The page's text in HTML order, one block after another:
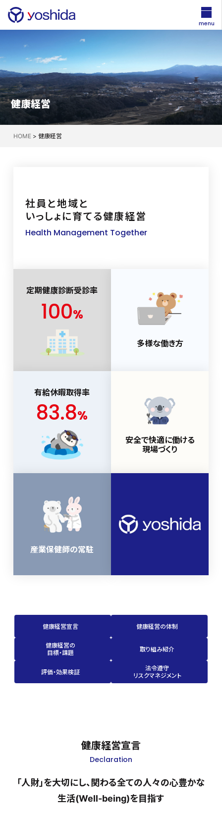
健康経営
HOME> 健康経営
社員と地域と
いっしょに育てる健康経営
Health Management Together
定期健康診断受診率
100%
多様な働き方
有給休暇取得率
83.8%
安全で快適に働ける
現場づくり
産業保健師の常駐
健康経営宣言 健康経営の体制
健康経営の
目標・課題
取り組み紹介
評価・効果検証
法令遵守
リスクマネジメント
健康経営宣言
Declaration
「人財」を大切にし、関わる全ての人々の心豊かな
生活(Well-being)を目指す
menu